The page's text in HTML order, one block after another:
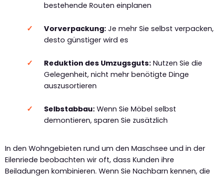
bestehende Routen einplanen
Vorverpackung:Je mehr Sie selbst verpacken,
desto günstiger wird es
Reduktion des Umzugsguts:Nutzen Sie die
Gelegenheit, nicht mehr benötigte Dinge
auszusortieren
Selbstabbau:Wenn Sie Möbel selbst
demontieren, sparen Sie zusätzlich
In den Wohngebieten rund um den Maschsee und in der
Eilenriede beobachten wir oft, dass Kunden ihre
Beiladungen kombinieren. Wenn Sie Nachbarn kennen, die